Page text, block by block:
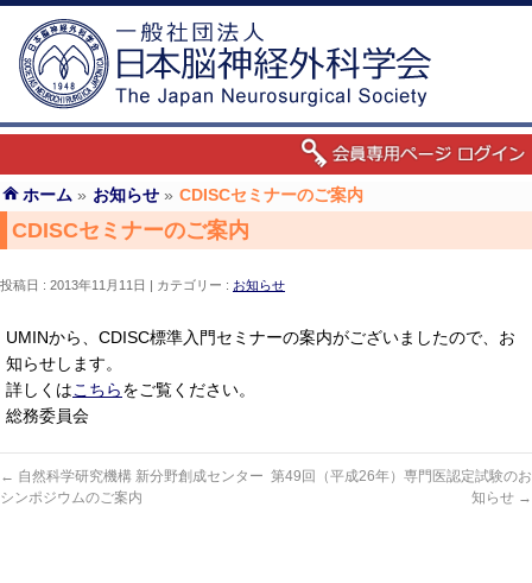
ホーム » お知らせ » CDISCセミナーのご案内
CDISCセミナーのご案内
投稿日 : 2013年11月11日 カテゴリー : お知らせ
UMINから、CDISC標準入門セミナーの案内がございましたので、お
知らせします。
詳しくはこちらをご覧ください。
総務委員会
← 自然科学研究機構 新分野創成センター
シンポジウムのご案内
第49回（平成26年）専門医認定試験のお
知らせ →